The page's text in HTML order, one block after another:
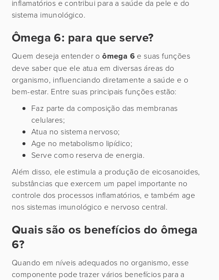
inflamatórios e contribui para a saúde da pele e do
sistema imunológico.
Ômega 6: para que serve?
Quem deseja entender oômega 6 e suas funções
deve saber que ele atua em diversas áreas do
organismo, influenciando diretamente a saúde e o
bem-estar. Entre suas principais funções estão:
Faz parte da composição das membranas
celulares;
Atua no sistema nervoso;
Age no metabolismo lipídico;
Serve como reserva de energia.
Além disso, ele estimula a produção de eicosanoides,
substâncias que exercem um papel importante no
controle dos processos inflamatórios, e também age
nos sistemas imunológico e nervoso central.
Quais são os benefícios do ômega
6?
Quando em níveis adequados no organismo, esse
componente pode trazer vários benefícios para a